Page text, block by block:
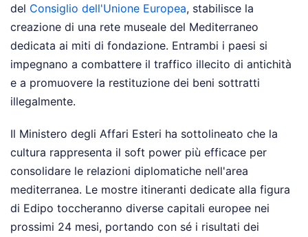
del Consiglio dell'Unione Europea, stabilisce la
creazione di una rete museale del Mediterraneo
dedicata ai miti di fondazione. Entrambi i paesi si
impegnano a combattere il traffico illecito di antichità
e a promuovere la restituzione dei beni sottratti
illegalmente.
Il Ministero degli Affari Esteri ha sottolineato che la
cultura rappresenta il soft power più efficace per
consolidare le relazioni diplomatiche nell'area
mediterranea. Le mostre itineranti dedicate alla figura
di Edipo toccheranno diverse capitali europee nei
prossimi 24 mesi, portando con sé i risultati dei